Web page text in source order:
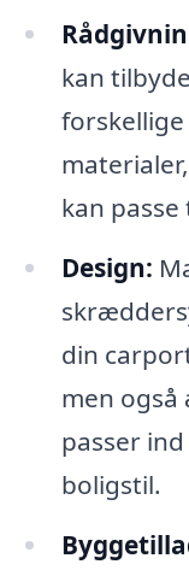
kan
kan
Design:
din
men
passer
boligstil.